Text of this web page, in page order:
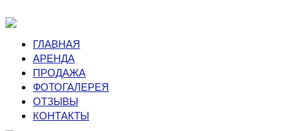
ГЛАВНАЯ
АРЕНДА
ПРОДАЖА
ФОТОГАЛЕРЕЯ
ОТЗЫВЫ
КОНТАКТЫ